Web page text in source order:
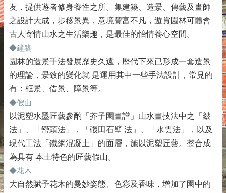
友，提供遊者修身養性之所。集建築、造景、傳藝及畫師
之設計大成，步移景異，意境豐富不凡，遊賞園林可體會
古人寄情山水之生活樂趣，是最佳的怡情養心空間。
◆建築
園林的造景手法發展歷史久遠，歷代下來已形成一套造景
的理論，景致的變化就 是運用其中一些手法設計，常見的
有：框景、借景、障景等。
◆假山
以泥塑水墨匠藝參酌「芥子園畫譜」山水畫技法中之「皴
法」、「巒頭法」，「磯田石壁 法」、「水雲法」，以及
現代工法「鐵網混凝土」的面層，施以泥塑匠藝。整合成
為具有 本土特色的匠藝假山。
◆花木
大自然賦予花木的曼妙姿態、色彩及香味，增加了園中的